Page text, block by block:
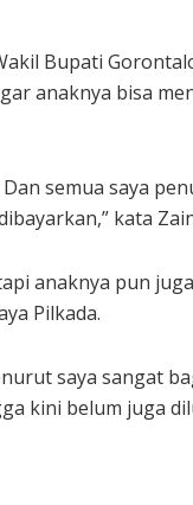
Bupati
anaknya bisa
semua saya
kata
anaknya pun
Pilkada.
saya sangat
kini belum juga